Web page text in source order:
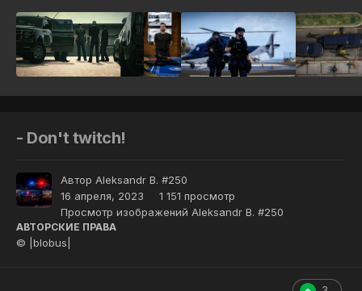
- Don't twitch!
Автор Aleksandr B. #250
16 апреля, 2023
1 151 просмотр
Просмотр изображений Aleksandr B. #250
АВТОРСКИЕ ПРАВА
© |blobus|